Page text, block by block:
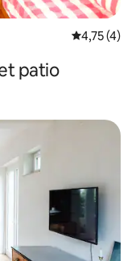
4,75 (4)
patio